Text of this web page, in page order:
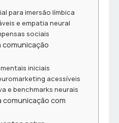
para imersão límbica
e empatia neural
sociais
comunicação
iniciais
acessíveis
e benchmarks neurais
com